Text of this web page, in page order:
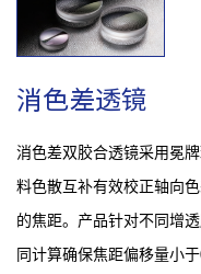
消色差透镜
消色差双胶合透镜采用冕
料色散互补有效校正轴向
的焦距。产品针对不同增
同计算确保焦距偏移量小